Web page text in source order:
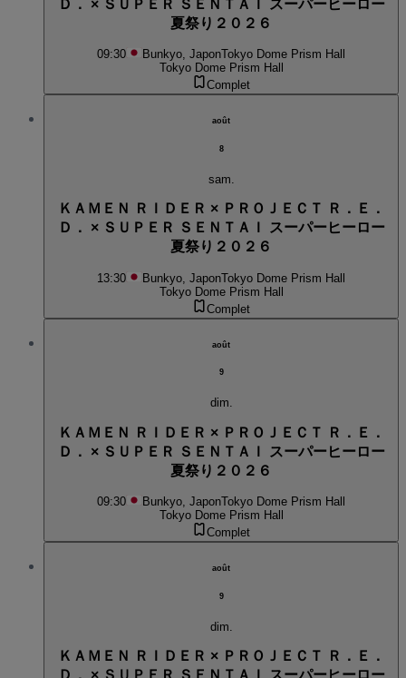
Ｄ． × ＳＵＰＥＲ ＳＥＮＴＡＩ スーパーヒーロー
夏祭り２０２６
09:30 Bunkyo, JaponTokyo Dome Prism Hall
Tokyo Dome Prism Hall
Complet
août
8
sam.
ＫＡＭＥＮ ＲＩＤＥＲ × ＰＲＯＪＥＣＴ Ｒ．Ｅ．
Ｄ． × ＳＵＰＥＲ ＳＥＮＴＡＩ スーパーヒーロー
夏祭り２０２６
13:30 Bunkyo, JaponTokyo Dome Prism Hall
Tokyo Dome Prism Hall
Complet
août
9
dim.
ＫＡＭＥＮ ＲＩＤＥＲ × ＰＲＯＪＥＣＴ Ｒ．Ｅ．
Ｄ． × ＳＵＰＥＲ ＳＥＮＴＡＩ スーパーヒーロー
夏祭り２０２６
09:30 Bunkyo, JaponTokyo Dome Prism Hall
Tokyo Dome Prism Hall
Complet
août
9
dim.
ＫＡＭＥＮ ＲＩＤＥＲ × ＰＲＯＪＥＣＴ Ｒ．Ｅ．